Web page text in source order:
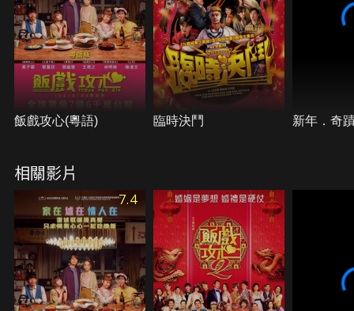
飯戲攻心(粵語) 臨時決鬥 新年．奇
相關影片
7.4